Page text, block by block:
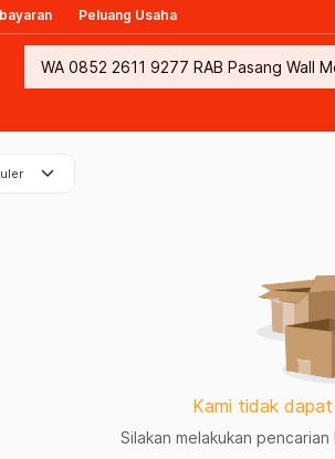
Peluang Usaha
keyboard_arrow_down
Kami tidak
Silakan melakukan